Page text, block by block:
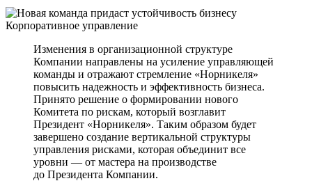
Корпоративное управление
Изменения в организационной структуре
Компании направлены на усиление управляющей
команды и отражают стремление «Норникеля»
повысить надежность и эффективность бизнеса.
Принято решение о формировании нового
Комитета по рискам, который возглавит
Президент «Норникеля». Таким образом будет
завершено создание вертикальной структуры
управления рисками, которая объединит все
уровни — от мастера на производстве
до Президента Компании.